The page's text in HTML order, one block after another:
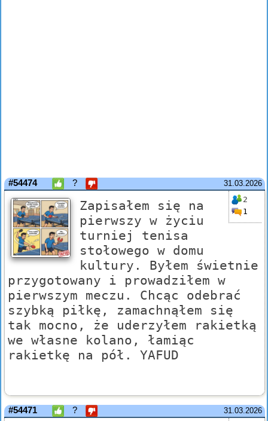
31.03.2026
#54474 ?
2
1
Zapisałem się na
pierwszy w życiu
turniej tenisa
stołowego w domu
kultury. Byłem świetnie
przygotowany i prowadziłem w
pierwszym meczu. Chcąc odebrać
szybką piłkę, zamachnąłem się
tak mocno, że uderzyłem rakietką
we własne kolano, łamiąc
rakietkę na pół. YAFUD
31.03.2026
#54471 ?